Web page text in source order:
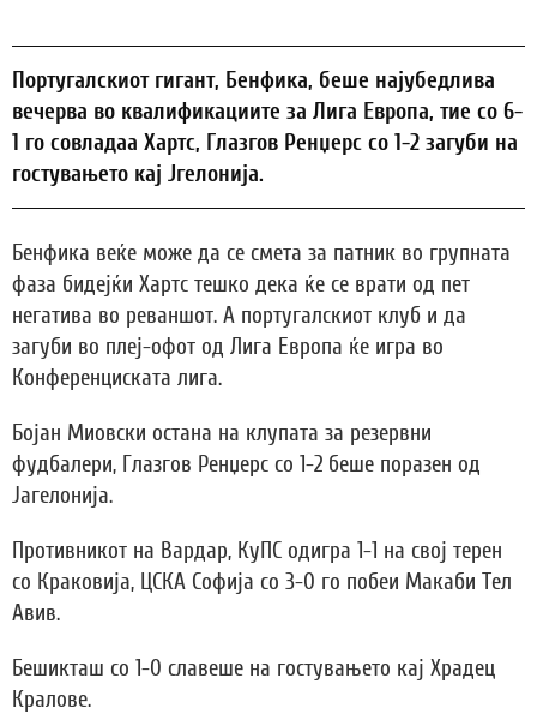
Португалскиот гигант, Бенфика, беше најубедлива
вечерва во квалификациите за Лига Европа, тие со 6-
1 го совладаа Хартс, Глазгов Ренџерс со 1-2 загуби на
гостувањето кај Јгелонија.
Бенфика веќе може да се смета за патник во групната
фаза бидејќи Хартс тешко дека ќе се врати од пет
негатива во реваншот. А португалскиот клуб и да
загуби во плеј-офот од Лига Европа ќе игра во
Конференциската лига.
Бојан Миовски остана на клупата за резервни
фудбалери, Глазгов Ренџерс со 1-2 беше поразен од
Јагелонија.
Противникот на Вардар, КуПС одигра 1-1 на свој терен
со Краковија, ЦСКА Софија со 3-0 го побеи Макаби Тел
Авив.
Бешикташ со 1-0 славеше на гостувањето кај Храдец
Кралове.